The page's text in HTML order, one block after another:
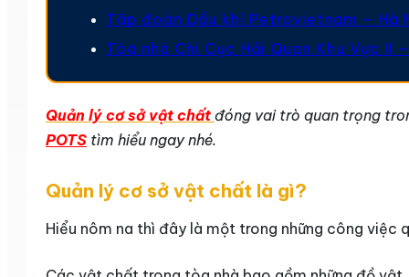
Tập đoàn Dầu khí Petrovietnam – Hà
Tòa nhà Chi Cục Hải Quan Khu Vực II
Quản lý cơ sở vật chất đóng vai trò quan trọng
POTS tìm hiểu ngay nhé.
Quản lý cơ sở vật chất là gì?
Hiểu nôm na thì đây là một trong những công